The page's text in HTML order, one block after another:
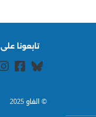
تابعونا على
© الفاو 2025